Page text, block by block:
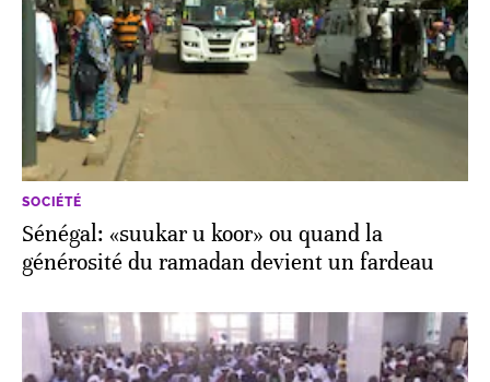
SOCIÉTÉ
Sénégal: «suukar u koor» ou quand la
générosité du ramadan devient un fardeau